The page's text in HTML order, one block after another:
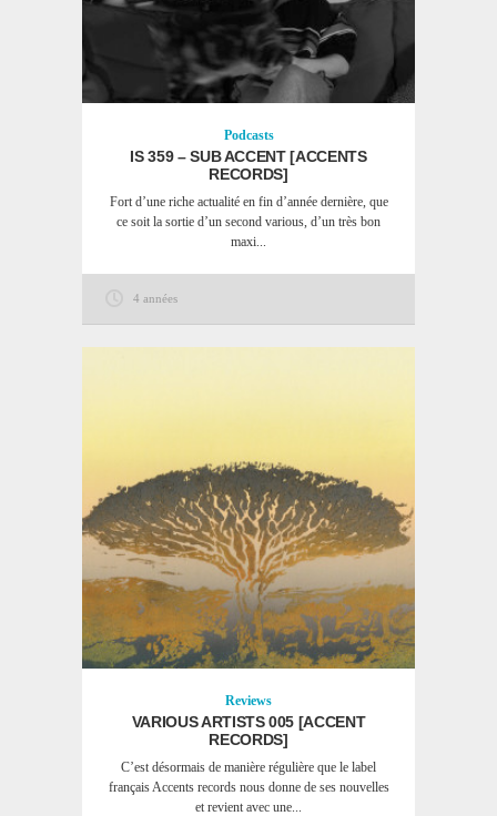
Podcasts
IS 359 – SUB ACCENT [ACCENTS
RECORDS]
Fort d’une riche actualité en fin d’année dernière, que
ce soit la sortie d’un second various, d’un très bon
maxi...
4 années
Reviews
VARIOUS ARTISTS 005 [ACCENT
RECORDS]
C’est désormais de manière régulière que le label
français Accents records nous donne de ses nouvelles
et revient avec une...